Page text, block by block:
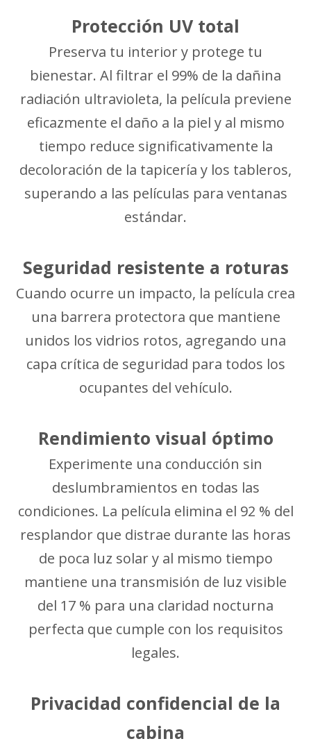
Protección UV total
Preserva tu interior y protege tu
bienestar. Al filtrar el 99% de la dañina
radiación ultravioleta, la película previene
eficazmente el daño a la piel y al mismo
tiempo reduce significativamente la
decoloración de la tapicería y los tableros,
superando a las películas para ventanas
estándar.
Seguridad resistente a roturas
Cuando ocurre un impacto, la película crea
una barrera protectora que mantiene
unidos los vidrios rotos, agregando una
capa crítica de seguridad para todos los
ocupantes del vehículo.
Rendimiento visual óptimo
Experimente una conducción sin
deslumbramientos en todas las
condiciones. La película elimina el 92 % del
resplandor que distrae durante las horas
de poca luz solar y al mismo tiempo
mantiene una transmisión de luz visible
del 17 % para una claridad nocturna
perfecta que cumple con los requisitos
legales.
Privacidad confidencial de la
cabina